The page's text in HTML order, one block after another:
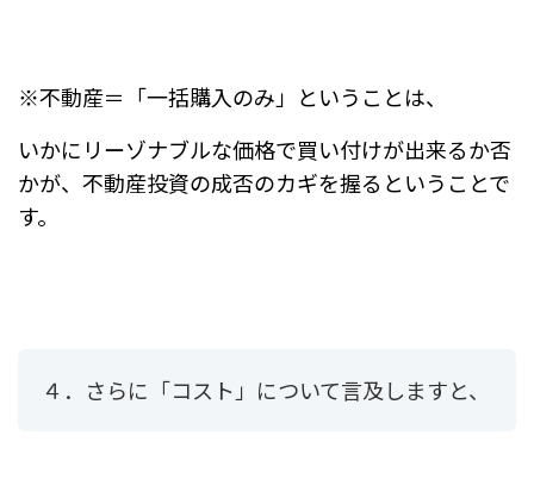
※不動産＝「一括購入のみ」ということは、
いかにリーゾナブルな価格で買い付けが出来るか否
かが、不動産投資の成否のカギを握るということで
す。
４．さらに「コスト」について言及しますと、